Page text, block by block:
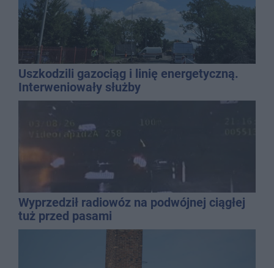
Uszkodzili gazociąg i linię energetyczną.
Interweniowały służby
Wyprzedził radiowóz na podwójnej ciągłej
tuż przed pasami